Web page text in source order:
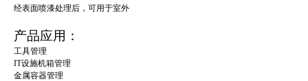
经表面喷漆处理后，可用于室外
产品应用：
工具管理
IT设施机箱管理
金属容器管理